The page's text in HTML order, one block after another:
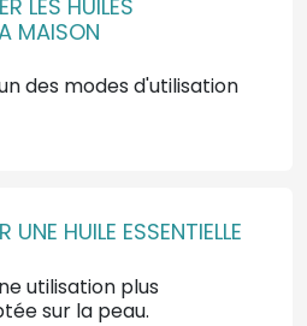
LES HUILES
MAISON
des modes d'utilisation
UNE HUILE ESSENTIELLE
utilisation plus
sur la peau.